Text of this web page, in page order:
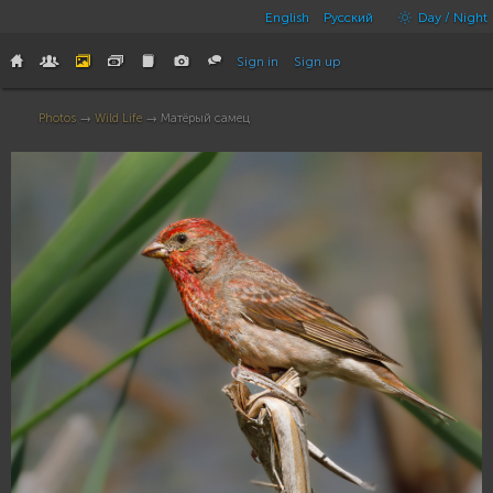
English Русский Day / Night
Sign in Sign up
Photos → Wild Life → Матёрый самец